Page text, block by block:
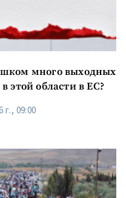
много выходных
этой области в ЕС?
г., 09:00